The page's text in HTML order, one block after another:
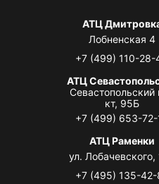
АТЦ
Лобненская 4
+7 (499) 110-28-
АТЦ
Севастопольский
кт, 95Б
+7 (499) 653-72-
АТЦ Раменки
ул. Лобачевского,
+7 (495) 135-42-